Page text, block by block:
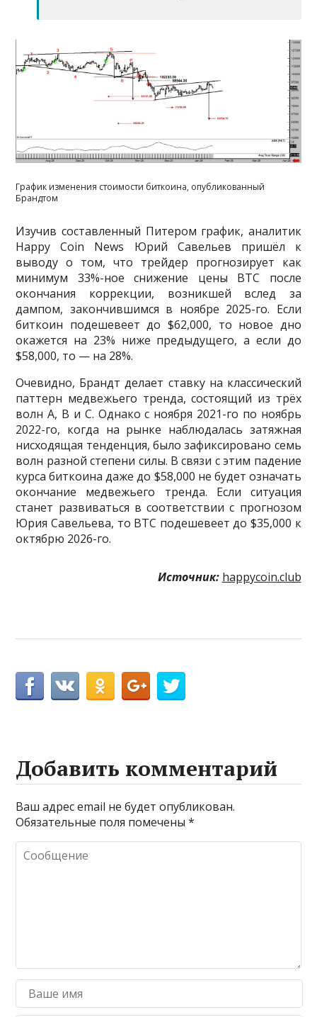
График изменения стоимости биткоина, опубликованный
Брандтом
Изучив составленный Питером график, аналитик
Happy Coin News Юрий Савельев пришёл к
выводу о том, что трейдер прогнозирует как
минимум 33%-ное снижение цены BTC после
окончания коррекции, возникшей вслед за
дампом, закончившимся в ноябре 2025-го. Если
биткоин подешевеет до $62,000, то новое дно
окажется на 23% ниже предыдущего, а если до
$58,000, то — на 28%.
Очевидно, Брандт делает ставку на классический
паттерн медвежьего тренда, состоящий из трёх
волн А, В и С. Однако с ноября 2021-го по ноябрь
2022-го, когда на рынке наблюдалась затяжная
нисходящая тенденция, было зафиксировано семь
волн разной степени силы. В связи с этим падение
курса биткоина даже до $58,000 не будет означать
окончание медвежьего тренда. Если ситуация
станет развиваться в соответствии с прогнозом
Юрия Савельева, то BTC подешевеет до $35,000 к
октябрю 2026-го.
Источник: happycoin.club
Добавить комментарий
Ваш адрес email не будет опубликован.
Обязательные поля помечены*